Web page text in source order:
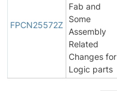
FPCN25572Z
Fab and
Some
Assembly
Related
Changes for
Logic parts